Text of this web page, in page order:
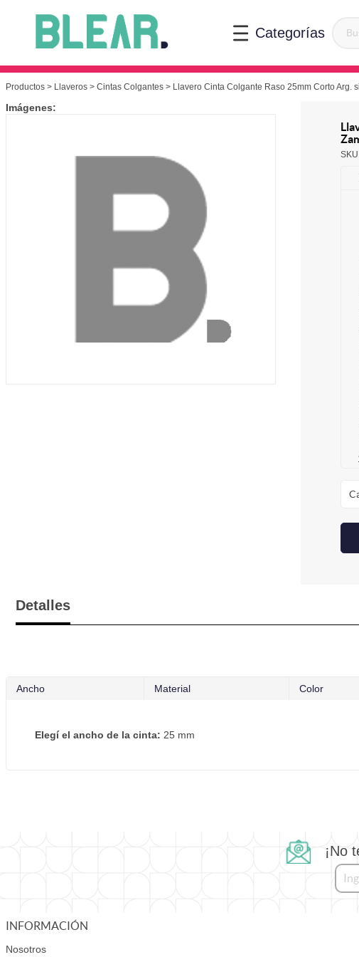
Categorías
Productos > Llaveros > Cintas Colgantes > Llavero Cinta Colgante Raso 25mm Corto Arg.
Imágenes:
Detalles
Ancho Material Color
Elegí el ancho de la cinta: 25 mm
¡No
INFORMACIÓN
Nosotros